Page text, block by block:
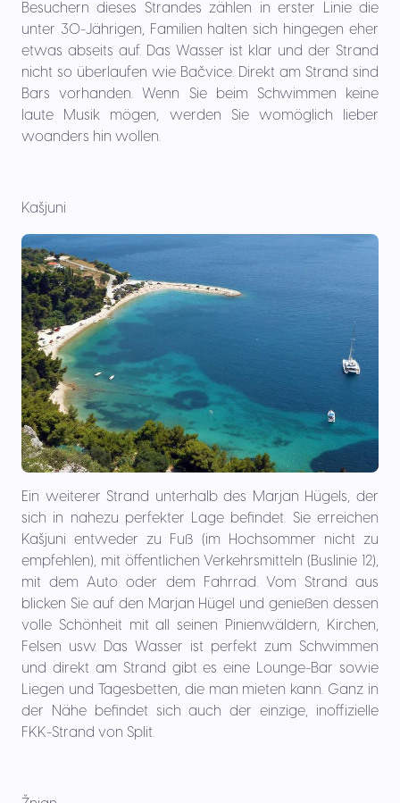
Besuchern dieses Strandes zählen in erster Linie die
unter 30-Jährigen, Familien halten sich hingegen eher
etwas abseits auf. Das Wasser ist klar und der Strand
nicht so überlaufen wie Bačvice. Direkt am Strand sind
Bars vorhanden. Wenn Sie beim Schwimmen keine
laute Musik mögen, werden Sie womöglich lieber
woanders hin wollen.
Kašjuni
Ein weiterer Strand unterhalb des Marjan Hügels, der
sich in nahezu perfekter Lage befindet. Sie erreichen
Kašjuni entweder zu Fuß (im Hochsommer nicht zu
empfehlen), mit öffentlichen Verkehrsmitteln (Buslinie 12),
mit dem Auto oder dem Fahrrad. Vom Strand aus
blicken Sie auf den Marjan Hügel und genießen dessen
volle Schönheit mit all seinen Pinienwäldern, Kirchen,
Felsen usw. Das Wasser ist perfekt zum Schwimmen
und direkt am Strand gibt es eine Lounge-Bar sowie
Liegen und Tagesbetten, die man mieten kann. Ganz in
der Nähe befindet sich auch der einzige, inoffizielle
FKK-Strand von Split.